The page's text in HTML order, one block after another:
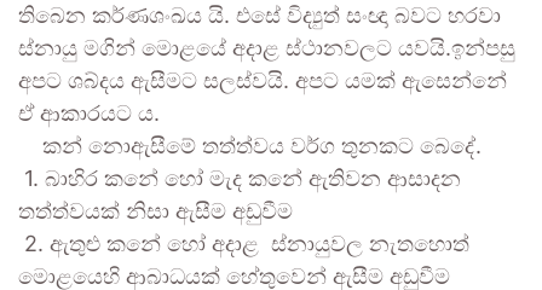
තිබෙන කර්ණශංඛය යි. එසේ විද්‍යුත් සංඥා බවට හරවා
ස්නායු මගින් මොළයේ අදාළ ස්ථානවලට යවයි.ඉන්පසු
අපට ශබ්දය ඇසීමට සලස්වයි. අපට යමක් ඇසෙන්නේ
ඒ ආකාරයට ය.
කන් නොඇසීමේ තත්ත්වය වර්ග තුනකට බෙදේ.
1. බාහිර කනේ හෝ මැද කනේ ඇතිවන ආසාදන
තත්ත්වයක් නිසා ඇසීම අඩුවීම
2. ඇතුළු කනේ හෝ අදාළ ස්නායුවල නැතහොත්
මොළයෙහි ආබාධයක් හේතුවෙන් ඇසීම අඩුවීම